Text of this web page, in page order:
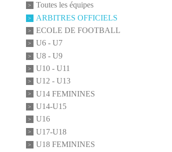
Toutes les équipes
ARBITRES OFFICIELS
ECOLE DE FOOTBALL
U6 - U7
U8 - U9
U10 - U11
U12 - U13
U14 FEMININES
U14-U15
U16
U17-U18
U18 FEMININES